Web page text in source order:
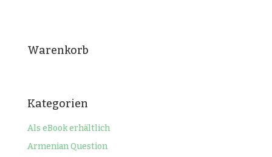
Warenkorb
Kategorien
Als eBook erhältlich
Armenian Question